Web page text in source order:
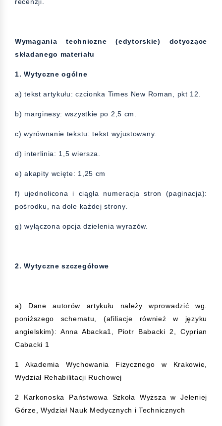
recenzji.
Wymagania techniczne (edytorskie) dotyczące
składanego materiału
1. Wytyczne ogólne
a) tekst artykułu: czcionka Times New Roman, pkt 12.
b) marginesy: wszystkie po 2,5 cm.
c) wyrównanie tekstu: tekst wyjustowany.
d) interlinia: 1,5 wiersza.
e) akapity wcięte: 1,25 cm
f) ujednolicona i ciągła numeracja stron (paginacja):
pośrodku, na dole każdej strony.
g) wyłączona opcja dzielenia wyrazów.
2. Wytyczne szczegółowe
a) Dane autorów artykułu należy wprowadzić wg.
poniższego schematu, (afiliacje również w języku
angielskim): Anna Abacka1, Piotr Babacki 2, Cyprian
Cabacki 1
1 Akademia Wychowania Fizycznego w Krakowie,
Wydział Rehabilitacji Ruchowej
2 Karkonoska Państwowa Szkoła Wyższa w Jeleniej
Górze, Wydział Nauk Medycznych i Technicznych